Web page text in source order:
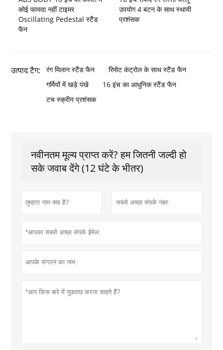
कोई फायदा नहीं टाइमर
Oscillating Pedestal स्टैंड
फैन
उपयोग 4 बटन के साथ स्थायी
प्रशंसक
उत्पाद टैग: रंग मिलान स्टैंड फैन
रिमोट कंट्रोल के साथ स्टैंड फैन
गर्मियों में खड़े पंखे
16 इंच का आधुनिक स्टैंड फैन
टच स्क्रीन प्रशंसक
नवीनतम मूल्य प्राप्त करें? हम जितनी जल्दी हो
सके जवाब देंगे (12 घंटे के भीतर)